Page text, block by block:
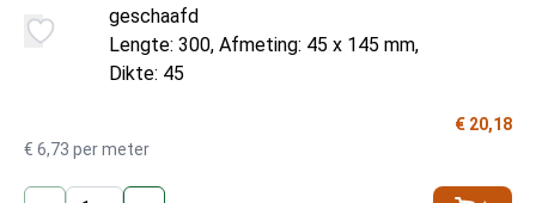
geschaafd
Lengte: 300, Afmeting: 45 x 145 mm,
Dikte: 45
€ 20,18
€ 6,73 per meter